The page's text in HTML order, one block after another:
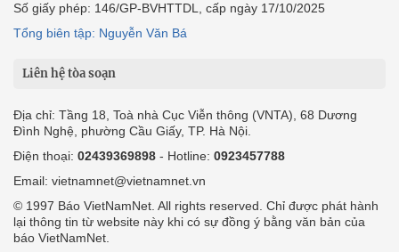
Số giấy phép: 146/GP-BVHTTDL, cấp ngày 17/10/2025
Tổng biên tập: Nguyễn Văn Bá
Liên hệ tòa soạn
Địa chỉ: Tầng 18, Toà nhà Cục Viễn thông (VNTA), 68 Dương
Đình Nghệ, phường Cầu Giấy, TP. Hà Nội.
Điện thoại: 02439369898 - Hotline: 0923457788
Email: vietnamnet@vietnamnet.vn
© 1997 Báo VietNamNet. All rights reserved. Chỉ được phát hành
lại thông tin từ website này khi có sự đồng ý bằng văn bản của
báo VietNamNet.